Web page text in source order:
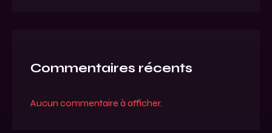
Commentaires récents
Aucun commentaire à afficher.